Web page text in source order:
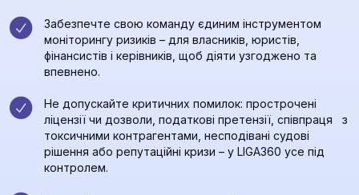
Забезпечте свою команду єдиним інструментом
моніторингу ризиків – для власників, юристів,
фінансистів і керівників, щоб діяти узгоджено та
впевнено.
Не допускайте критичних помилок: прострочені
ліцензії чи дозволи, податкові претензії, співпраця з
токсичними контрагентами, несподівані судові
рішення або репутаційні кризи – у LIGA360 усе під
контролем.